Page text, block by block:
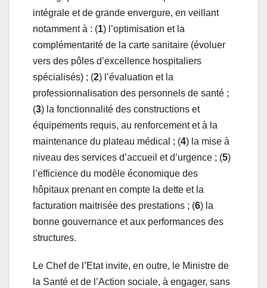
intégrale et de grande envergure, en veillant
notamment à : (1) l’optimisation et la
complémentarité de la carte sanitaire (évoluer
vers des pôles d’excellence hospitaliers
spécialisés) ; (2) l’évaluation et la
professionnalisation des personnels de santé ;
(3) la fonctionnalité des constructions et
équipements requis, au renforcement et à la
maintenance du plateau médical ; (4) la mise à
niveau des services d’accueil et d’urgence ; (5)
l’efficience du modèle économique des
hôpitaux prenant en compte la dette et la
facturation maitrisée des prestations ; (6) la
bonne gouvernance et aux performances des
structures.
Le Chef de l’Etat invite, en outre, le Ministre de
la Santé et de l’Action sociale, à engager, sans